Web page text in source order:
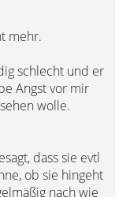
mehr.
schlecht und er
Angst vor mir
wolle.
dass sie evtl
ob sie hingeht
nach wie